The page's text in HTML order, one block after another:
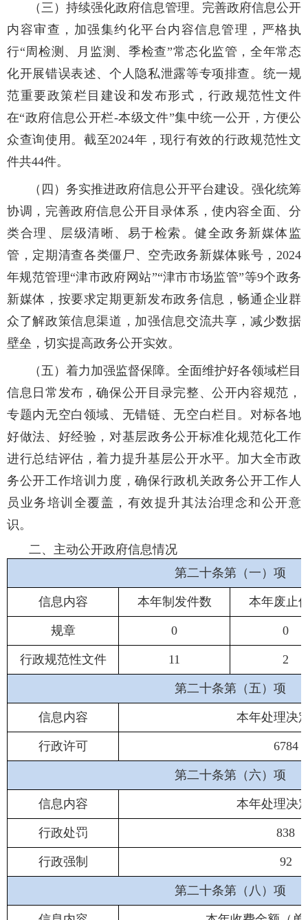
（三）持续强化政府信息管理。完善政府信息公开
内容审查，加强集约化平台内容信息管理，严格执
行“周检测、月监测、季检查”常态化监管，全年常态
化开展错误表述、个人隐私泄露等专项排查。统一规
范重要政策栏目建设和发布形式，行政规范性文件
在“政府信息公开栏-本级文件”集中统一公开，方便公
众查询使用。截至2024年，现行有效的行政规范性文
件共44件。
（四）务实推进政府信息公开平台建设。强化统筹
协调，完善政府信息公开目录体系，使内容全面、分
类合理、层级清晰、易于检索。健全政务新媒体监
管，定期清查各类僵尸、空壳政务新媒体账号，2024
年规范管理“津市政府网站”“津市市场监管”等9个政务
新媒体，按要求定期更新发布政务信息，畅通企业群
众了解政策信息渠道，加强信息交流共享，减少数据
壁垒，切实提高政务公开实效。
（五）着力加强监督保障。全面维护好各领域栏目
信息日常发布，确保公开目录完整、公开内容规范，
专题内无空白领域、无错链、无空白栏目。对标各地
好做法、好经验，对基层政务公开标准化规范化工作
进行总结评估，着力提升基层公开水平。加大全市政
务公开工作培训力度，确保行政机关政务公开工作人
员业务培训全覆盖，有效提升其法治理念和公开意
识。
二、主动公开政府信息情况
第二十条第（一）项
信息内容 本年制发件数 本年废止
规章 0 0
行政规范性文件 11 2
第二十条第（五）项
信息内容 本年处理决
行政许可 6784
第二十条第（六）项
信息内容 本年处理决
行政处罚 838
行政强制 92
第二十条第（八）项